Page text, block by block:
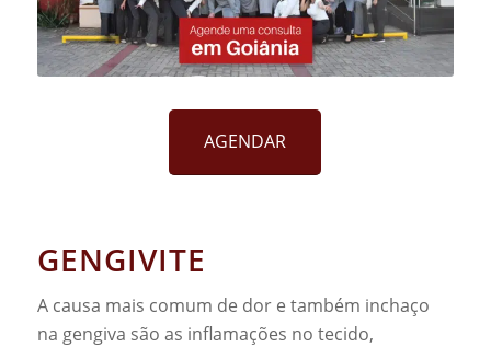
AGENDAR
GENGIVITE
A causa mais comum de dor e também inchaço
na gengiva são as inflamações no tecido,